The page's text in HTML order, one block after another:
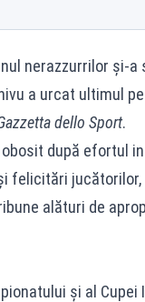
nerazzurrilor și-
a urcat ultimul
dello Sport.
după efortul
felicitări
alături de
și al